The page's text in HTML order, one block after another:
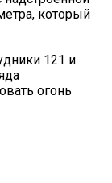
который
121 и
огонь